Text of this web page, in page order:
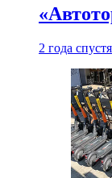
2 года спустя